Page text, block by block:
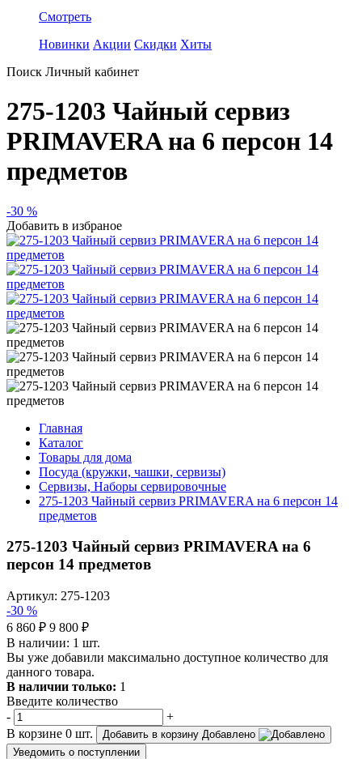
Смотреть
Новинки Акции Скидки Хиты
Поиск Личный кабинет
275-1203 Чайный сервиз
PRIMAVERA на 6 персон 14
предметов
-30 %
Добавить в избраное
Главная
Каталог
Товары для дома
Посуда (кружки, чашки, сервизы)
Сервизы, Наборы сервировочные
275-1203 Чайный сервиз PRIMAVERA на 6 персон 14
предметов
275-1203 Чайный сервиз PRIMAVERA на 6
персон 14 предметов
Артикул: 275-1203
-30 %
6 860 ₽ 9 800 ₽
В наличии: 1 шт.
Вы уже добавили максимально доступное количество для
данного товара.
В наличии только: 1
Введите количество
-
+
В корзине 0 шт. Добавить в корзину Добавлено
Уведомить о поступлении